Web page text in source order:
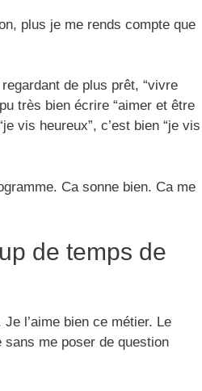
plus je me rends compte que
de plus prêt, “vivre
très bien écrire “aimer et être
vis heureux”, c’est bien “je vis
Ca sonne bien. Ca me
de temps de
l’aime bien ce métier. Le
sans me poser de question